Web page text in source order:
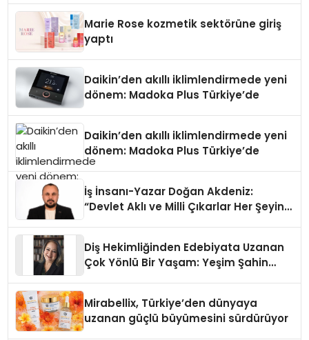
Marie Rose kozmetik sektörüne giriş
yaptı
Daikin’den akıllı iklimlendirmede yeni
dönem: Madoka Plus Türkiye’de
Daikin’den akıllı iklimlendirmede yeni
dönem: Madoka Plus Türkiye’de
İş İnsanı-Yazar Doğan Akdeniz:
“Devlet Aklı ve Milli Çıkarlar Her Şeyin
Diş Hekimliğinden Edebiyata Uzanan
Çok Yönlü Bir Yaşam: Yeşim Şahin
Mirabellix, Türkiye’den dünyaya
uzanan güçlü büyümesini sürdürüyor